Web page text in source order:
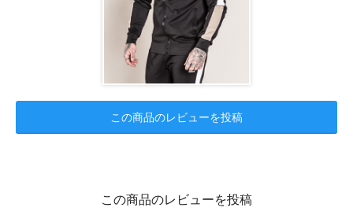
この商品のレビューを投稿
この商品のレビューを投稿